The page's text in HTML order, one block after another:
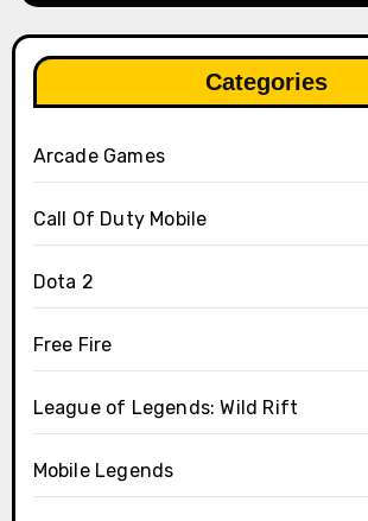
Categories
Arcade Games
Call Of Duty Mobile
Dota 2
Free Fire
League of Legends: Wild Rift
Mobile Legends